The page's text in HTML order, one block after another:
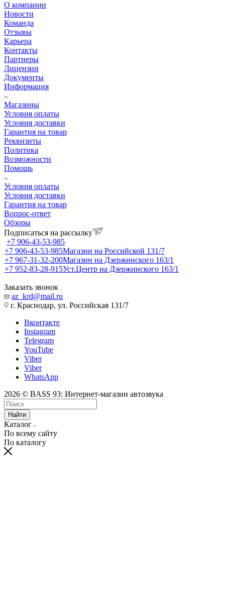
О компании
Новости
Команда
Отзывы
Карьера
Контакты
Партнеры
Лицензии
Документы
Информация
Магазины
Условия оплаты
Условия доставки
Гарантия на товар
Реквизиты
Политика
Возможности
Помощь
Условия оплаты
Условия доставки
Гарантия на товар
Вопрос-ответ
Обзоры
Подписаться на рассылку
+7 906-43-53-985
+7 906-43-53-985Магазин на Российской 131/7
+7 967-31-32-200Магазин на Дзержинского 163/1
+7 952-83-28-915Уст.Центр на Дзержинского 163/1
Заказать звонок
az_krd@mail.ru
г. Краснодар, ул. Российская 131/7
Вконтакте
Instagram
Telegram
YouTube
Viber
Viber
WhatsApp
2026 © BASS 93: Интернет-магазин автозвука
Найти
Каталог
По всему сайту
По каталогу